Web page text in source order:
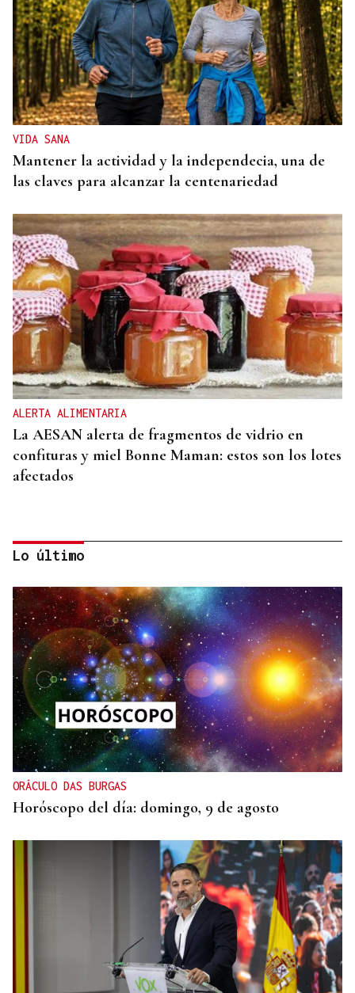
VIDA SANA
Mantener la actividad y la independecia, una de
las claves para alcanzar la centenariedad
ALERTA ALIMENTARIA
La AESAN alerta de fragmentos de vidrio en
confituras y miel Bonne Maman: estos son los lotes
afectados
SEIS AÑOS
Ivanna, una historia de superación a sus seis años
que demuestra que no hay límites para soñar
Lo último
ORÁCULO DAS BURGAS
Horóscopo del día: domingo, 9 de agosto